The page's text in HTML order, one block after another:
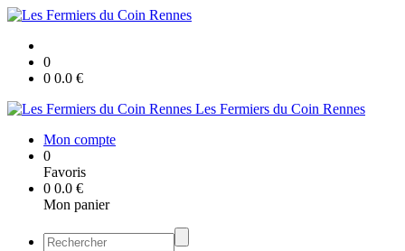
0
0 0.0 €
Les Fermiers du Coin Rennes
Mon compte
0
Favoris
0 0.0 €
Mon panier